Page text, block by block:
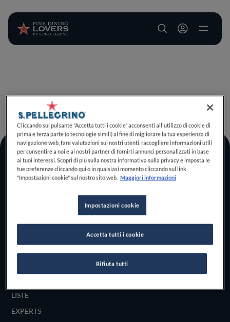
User account
TORNA A INIZIO PAGINA
Home
Log In
Scopri il vero
foodie che è in te
UNISCITI
LISTE
EXPERTS
Cliccando sul pulsante "Accetta tutti i cookie" acconsenti all'utilizzo di cookie di
prima e terza parte (o tecnologie simili) al fine di migliorare la tua esperienza di
navigazione web, fare valutazioni sui nostri utenti, raccogliere informazioni utili
per consentire a noi e ai nostri partner di fornirti annunci personalizzati in base
ai tuoi interessi. Scopri di più sulla nostra informativa sulla privacy e imposta le
tue preferenze cliccando qui o in qualsiasi momento cliccando sul link
"Impostazioni cookie" sul nostro sito web. Maggiori informazioni
Impostazioni cookie
Rifiuta tutti
Accetta tutti i cookie